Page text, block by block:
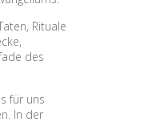
Rituale
des
für uns
In der